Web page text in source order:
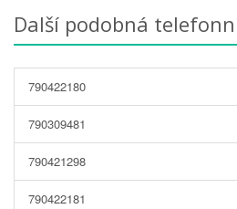
Další podobná
790422180
790309481
790421298
790422181